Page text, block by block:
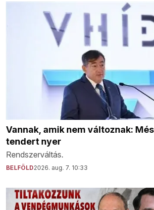
Vannak, amik nem változnak:
tendert nyer
Rendszerváltás.
BELFÖLD2026. aug. 7. 10:33